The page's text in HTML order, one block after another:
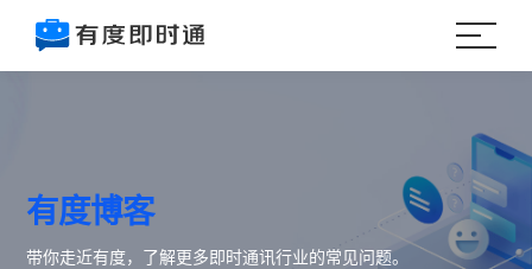
有度博客
带你走近有度，了解更多即时通讯行业的常见问题。